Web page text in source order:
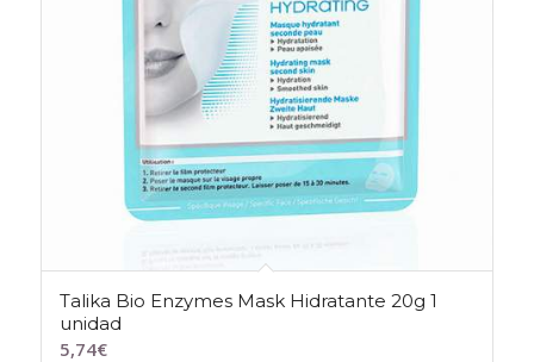
Talika Bio Enzymes Mask Hidratante 20g 1
unidad
5,74€